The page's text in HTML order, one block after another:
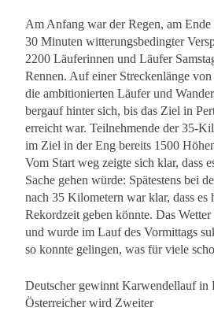
Am Anfang war der Regen, am
30 Minuten witterungsbedingter
2200 Läuferinnen und Läufer
Rennen. Auf einer Streckenlänge
die ambitionierten Läufer und
bergauf hinter sich, bis das Ziel in
erreicht war. Teilnehmende der 35-
im Ziel in der Eng bereits 1500
Vom Start weg zeigte sich klar, dass
Sache gehen würde: Spätestens bei
nach 35 Kilometern war klar, dass es
Rekordzeit geben könnte. Das
und wurde im Lauf des Vormittags
so konnte gelingen, was für viele
Deutscher gewinnt Karwendellauf in
Österreicher wird Zweiter